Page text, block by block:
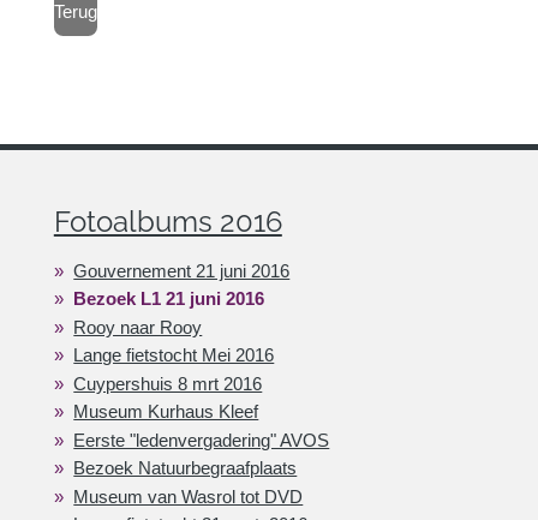
Terug
Fotoalbums 2016
Gouvernement 21 juni 2016
Bezoek L1 21 juni 2016
Rooy naar Rooy
Lange fietstocht Mei 2016
Cuypershuis 8 mrt 2016
Museum Kurhaus Kleef
Eerste "ledenvergadering" AVOS
Bezoek Natuurbegraafplaats
Museum van Wasrol tot DVD